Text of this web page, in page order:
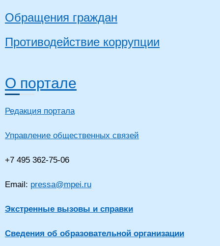
Обращения граждан
Противодействие коррупции
О портале
Редакция портала
Управление общественных связей
+7 495 362-75-06
Email: pressa@mpei.ru
Экстренные вызовы и справки
Сведения об образовательной организации